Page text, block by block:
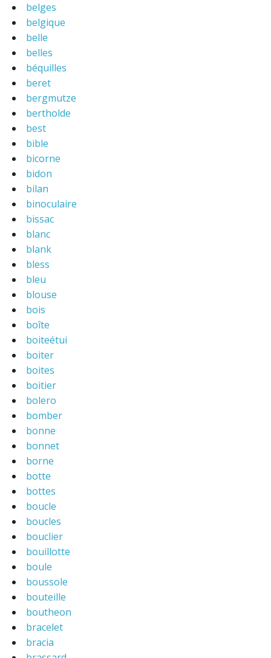
belges
belgique
belle
belles
béquilles
beret
bergmutze
bertholde
best
bible
bicorne
bidon
bilan
binoculaire
bissac
blanc
blank
bless
bleu
blouse
bois
boîte
boiteétui
boiter
boites
boitier
bolero
bomber
bonne
bonnet
borne
botte
bottes
boucle
boucles
bouclier
bouillotte
boule
boussole
bouteille
boutheon
bracelet
bracia